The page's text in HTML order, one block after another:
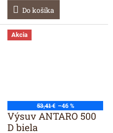
Do košíka
Akcia
53,41 € –46 %
Výsuv ANTARO 500
D biela